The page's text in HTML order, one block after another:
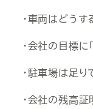
・車両はどうす
・会社の目標
・駐車場は足り
・会社の残高